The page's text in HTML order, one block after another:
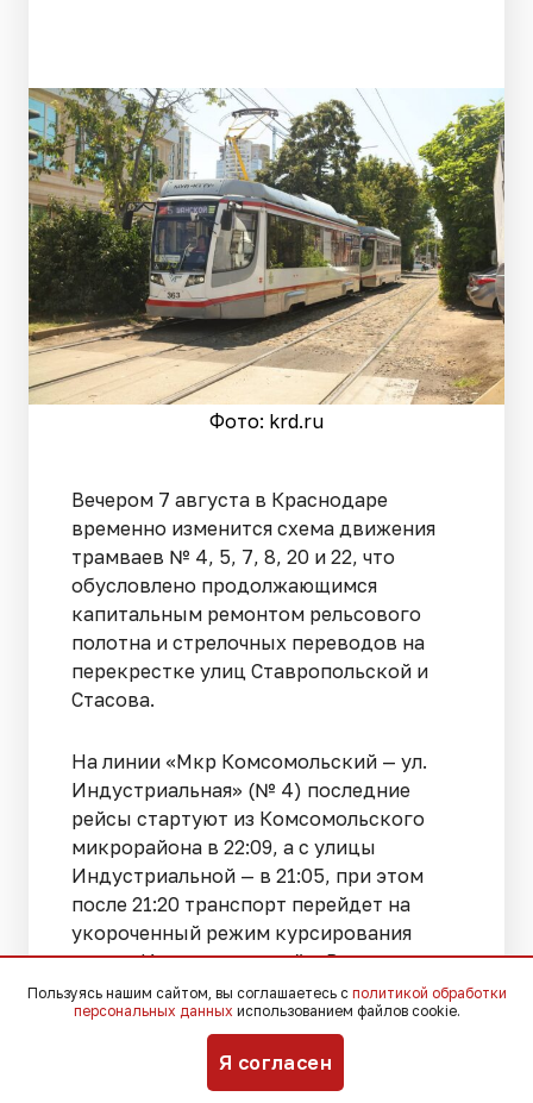
Фото: krd.ru
Вечером 7 августа в Краснодаре
временно изменится схема движения
трамваев № 4, 5, 7, 8, 20 и 22, что
обусловлено продолжающимся
капитальным ремонтом рельсового
полотна и стрелочных переводов на
перекрестке улиц Ставропольской и
Стасова.
На линии «Мкр Комсомольский — ул.
Индустриальная» (№ 4) последние
рейсы стартуют из Комсомольского
микрорайона в 22:09, а с улицы
Индустриальной — в 21:05, при этом
после 21:20 транспорт перейдет на
укороченный режим курсирования
между Индустриальной и Восточным
депо.
Пассажирам маршрута № 5 «Ул. Е.
Бершанской — ул. П. Метальникова»
Пользуясь нашим сайтом, вы соглашаетесь с политикой обработки
персональных данных использованием файлов cookie.
Я согласен